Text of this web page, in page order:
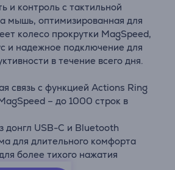
и контроль с тактильной
мышь, оптимизированная для
колесо прокрутки MagSpeed,
и надежное подключение для
в течение всего дня.
связь с функцией Actions Ring
– до 1000 строк в
донгл USB-C и Bluetooth
для длительного комфорта
более тихого нажатия